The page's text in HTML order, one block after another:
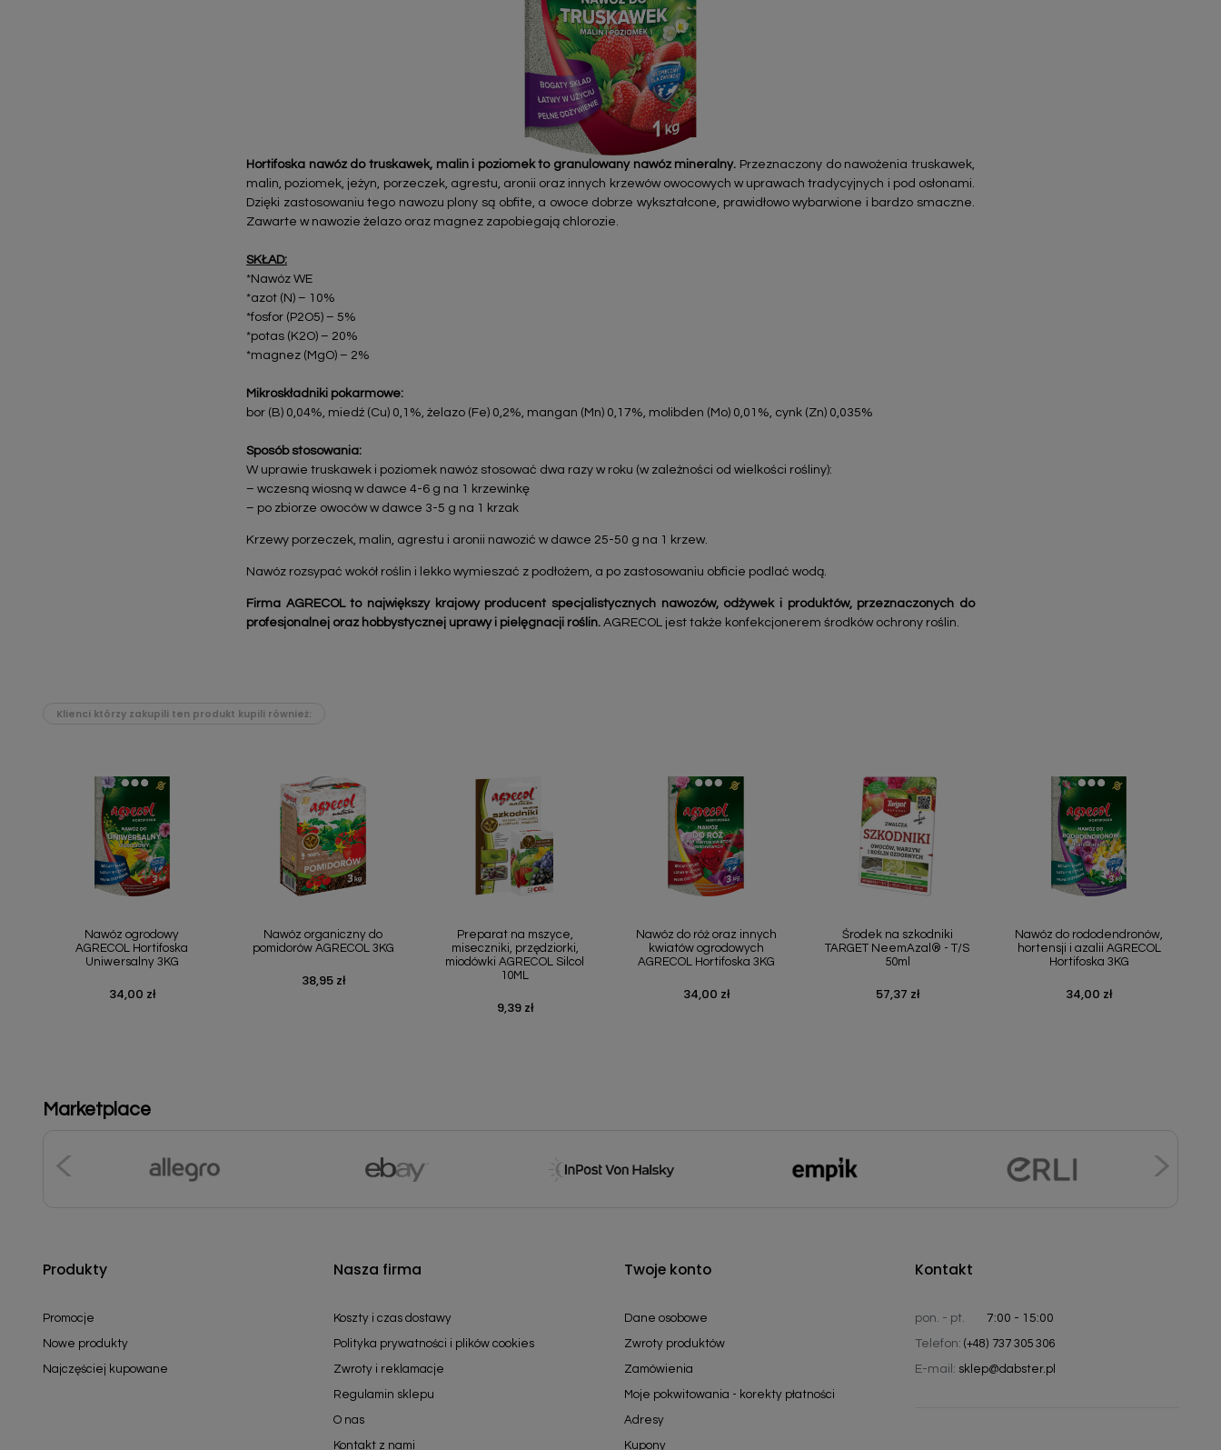
Hortifoska nawóz do truskawek, malin i poziomek to granulowany nawóz mineralny. Przeznaczony do nawożenia truskawek,
malin, poziomek, jeżyn, porzeczek, agrestu, aronii oraz innych krzewów owocowych w uprawach tradycyjnych i pod osłonami.
Dzięki zastosowaniu tego nawozu plony są obfite, a owoce dobrze wykształcone, prawidłowo wybarwione i bardzo smaczne.
Zawarte w nawozie żelazo oraz magnez zapobiegają chlorozie.
SKŁAD:
*Nawóz WE
*azot (N) – 10%
*fosfor (P2O5) – 5%
*potas (K2O) – 20%
*magnez (MgO) – 2%
Mikroskładniki pokarmowe:
bor (B) 0,04%, miedź (Cu) 0,1%, żelazo (Fe) 0,2%, mangan (Mn) 0,17%, molibden (Mo) 0,01%, cynk (Zn) 0,035%
Sposób stosowania:
W uprawie truskawek i poziomek nawóz stosować dwa razy w roku (w zależności od wielkości rośliny):
– wczesną wiosną w dawce 4-6 g na 1 krzewinkę
– po zbiorze owoców w dawce 3-5 g na 1 krzak
Krzewy porzeczek, malin, agrestu i aronii nawozić w dawce 25-50 g na 1 krzew.
Nawóz rozsypać wokół roślin i lekko wymieszać z podłożem, a po zastosowaniu obficie podlać wodą.
Firma AGRECOL to największy krajowy producent specjalistycznych nawozów, odżywek i produktów, przeznaczonych do
profesjonalnej oraz hobbystycznej uprawy i pielęgnacji roślin. AGRECOL jest także konfekcjonerem środków ochrony roślin.
Klienci którzy zakupili ten produkt kupili również:
Nawóz ogrodowy
AGRECOL Hortifoska
Uniwersalny 3KG
Cena
34,00 zł
Nawóz organiczny do
pomidorów AGRECOL 3KG
Cena
38,95 zł
Preparat na mszyce,
miseczniki, przędziorki,
miodówki AGRECOL Silcol
10ML
Cena
9,39 zł
Nawóz do róż oraz innych
kwiatów ogrodowych
AGRECOL Hortifoska 3KG
Cena
34,00 zł
Środek na szkodniki
TARGET NeemAzal® - T/S
50ml
Cena
57,37 zł
Nawóz do rododendronów,
hortensji i azalii AGRECOL
Hortifoska 3KG
Cena
34,00 zł
Marketplace
Produkty
Promocje
Nowe produkty
Najczęściej kupowane
Nasza firma
Koszty i czas dostawy
Polityka prywatności i plików cookies
Zwroty i reklamacje
Regulamin sklepu
O nas
Kontakt z nami
Twoje konto
Dane osobowe
Zwroty produktów
Zamówienia
Moje pokwitowania - korekty płatności
Adresy
Kupony
Kontakt
pon. - pt.
7:00 - 15:00
Telefon: (+48) 737 305 306
E-mail: sklep@dabster.pl